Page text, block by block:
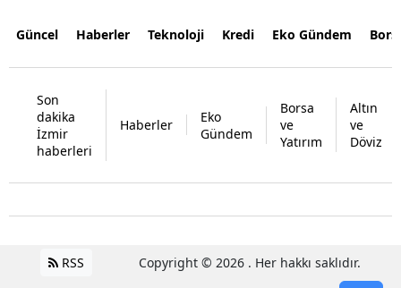
Güncel Haberler Teknoloji Kredi Eko Gündem
Son
dakika
İzmir
haberleri
Haberler
Eko
Gündem
Borsa
ve
Yatırım
Altın
ve
Döviz
RSS Copyright © 2026 . Her hakkı saklıdır.